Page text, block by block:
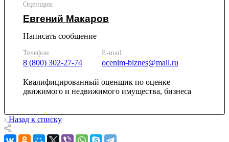
Оценщик
Евгений Макаров
Написать сообщение
Телефон
8 (800) 302-27-74
E-mail
ocenim-biznes@mail.ru
Квалифицированный оценщик по оценке
движимого и недвижимого имущества, бизнеса
Назад к списку
Калининград
Камбарка
Каменск-Уральский
Каменск-Шахтинский
Камень-на-Оби
Камышин
Канаш
Кандалакша
Канск